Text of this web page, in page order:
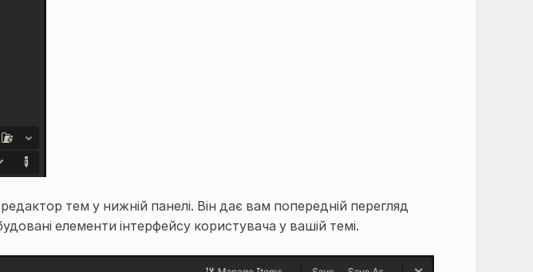
тем у нижній панелі. Він дає вам попередній перегляд
елементи інтерфейсу користувача у вашій темі.